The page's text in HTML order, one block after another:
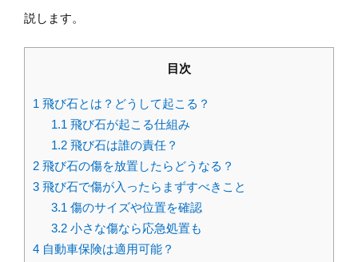
説します。
目次
1 飛び石とは？どうして起こる？
1.1 飛び石が起こる仕組み
1.2飛び石は誰の責任？
2 飛び石の傷を放置したらどうなる？
3 飛び石で傷が入ったらまずすべきこと
3.1 傷のサイズや位置を確認
3.2小さな傷なら応急処置も
4 自動車保険は適用可能？